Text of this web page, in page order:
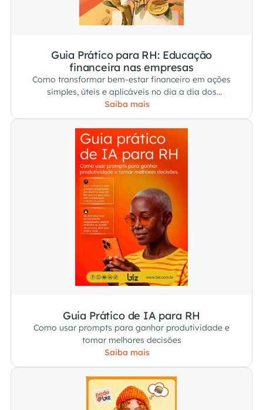
Guia Prático para RH: Educação
financeira nas empresas
Como transformar bem-estar financeiro em ações
simples, úteis e aplicáveis no dia a dia dos
colaboradores.
Saiba mais
Guia Prático de IA para RH
Como usar prompts para ganhar produtividade e
tomar melhores decisões
Saiba mais